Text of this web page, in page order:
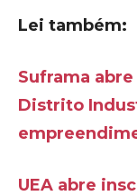
Lei também:
Suframa
Distrito
UEA abre